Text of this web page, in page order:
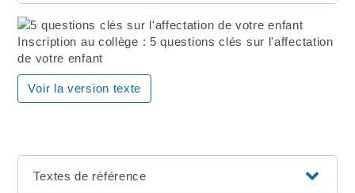
Inscription au collège : 5 questions clés sur l'affectation
de votre enfant
Voir la version texte
Textes de référence